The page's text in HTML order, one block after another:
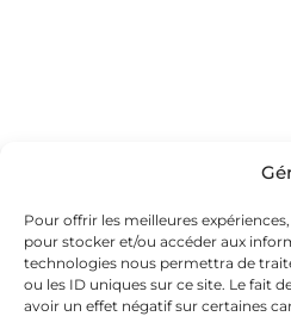
Pour offrir les meilleures
pour stocker et/ou accéder aux
technologies nous permettra de
ou les ID uniques sur ce site. Le fait
avoir un effet négatif sur certaines